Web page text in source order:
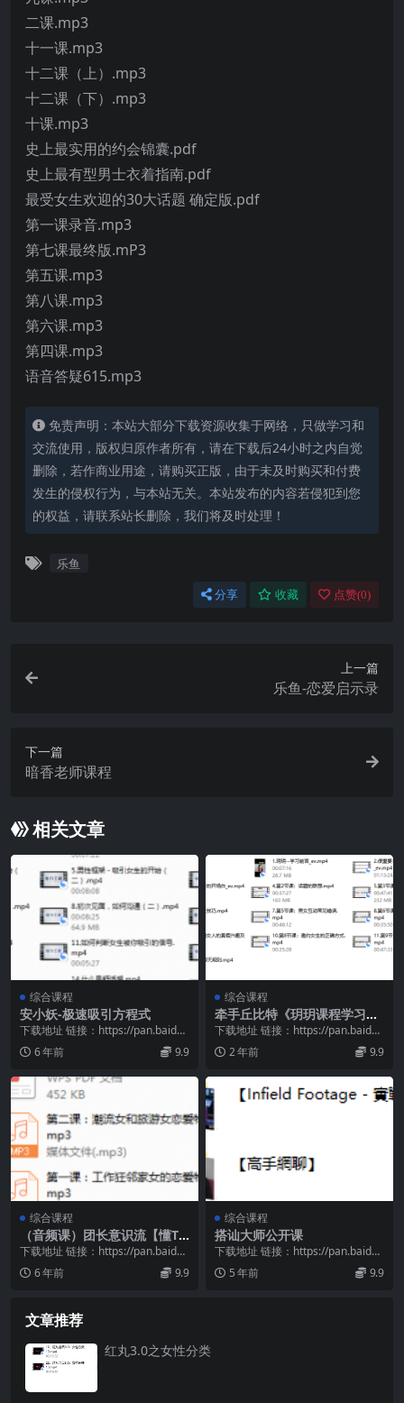
二课.mp3
十一课.mp3
十二课（上）.mp3
十二课（下）.mp3
十课.mp3
史上最实用的约会锦囊.pdf
史上最有型男士衣着指南.pdf
最受女生欢迎的30大话题 确定版.pdf
第一课录音.mp3
第七课最终版.mP3
第五课.mp3
第八课.mp3
第六课.mp3
第四课.mp3
语音答疑615.mp3
免责声明：本站大部分下载资源收集于网络，只做学习和
交流使用，版权归原作者所有，请在下载后24小时之内自觉
删除，若作商业用途，请购买正版，由于未及时购买和付费
发生的侵权行为，与本站无关。本站发布的内容若侵犯到您
的权益，请联系站长删除，我们将及时处理！
乐鱼
分享 收藏 点赞(0)
上一篇
乐鱼-恋爱启示录
下一篇
暗香老师课程
相关文章
综合课程
安小妖-极速吸引方程式
下载地址 链接：https://pan.baidu.
com/s/1uQfJiMl...
6 年前 9.9
综合课程
牵手丘比特《玥玥课程学习专
用》
下载地址 链接：https://pan.baidu.
com/s/11Q6wrOi...
2 年前 9.9
综合课程
（音频课）团长意识流【懂T
a】
下载地址 链接：https://pan.baidu.
com/s/1LSlyx_a...
6 年前 9.9
综合课程
搭讪大师公开课
下载地址 链接：https://pan.baidu.
com/s/1Uq4b5Z0...
5 年前 9.9
文章推荐
红丸3.0之女性分类